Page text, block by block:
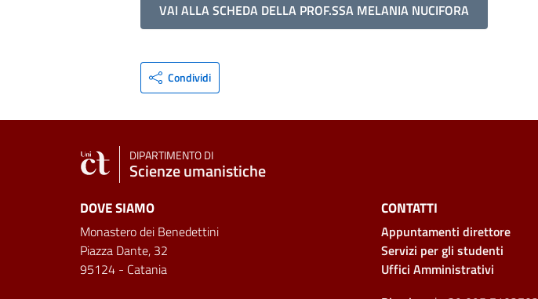
VAI ALLA SCHEDA DELLA PROF.SSA MELANIA NUCIFORA
Condividi
DIPARTIMENTO DI
Scienze umanistiche
DOVE SIAMO
Monastero dei Benedettini
Piazza Dante, 32
95124 - Catania
CONTATTI
Appuntamenti direttore
Servizi per gli studenti
Uffici Amministrativi